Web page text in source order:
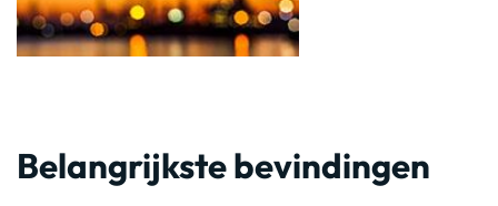
Belangrijkste bevindingen